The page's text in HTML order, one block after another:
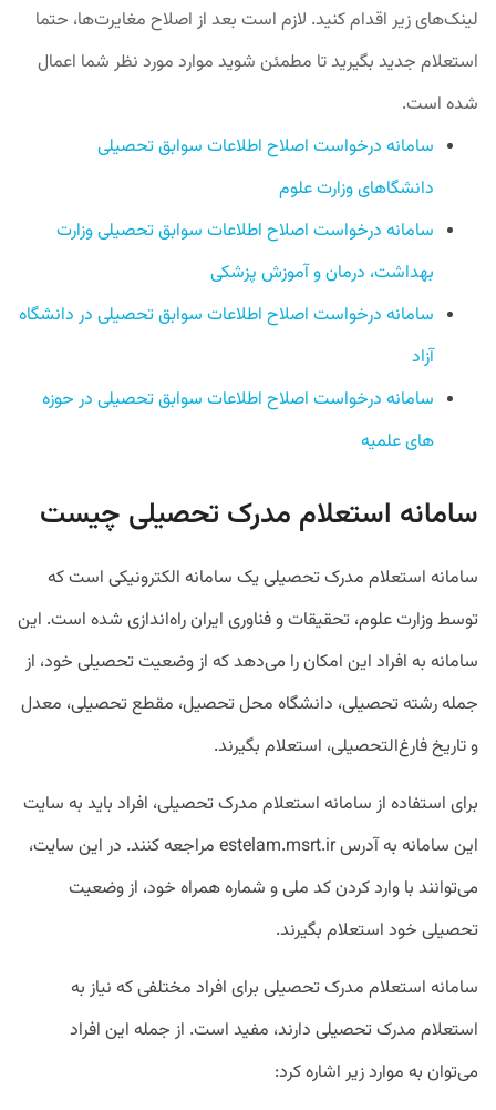
لینک‌های زیر اقدام کنید. لازم است بعد از اصلاح مغایرت‌ها، حتما
استعلام جدید بگیرید تا مطمئن شوید موارد مورد نظر شما اعمال
شده است.
سامانه درخواست اصلاح اطلاعات سوابق تحصیلی
دانشگاهای وزارت علوم
سامانه درخواست اصلاح اطلاعات سوابق تحصیلی وزارت
بهداشت، درمان و آموزش پزشکی
سامانه درخواست اصلاح اطلاعات سوابق تحصیلی در دانشگاه
آزاد
سامانه درخواست اصلاح اطلاعات سوابق تحصیلی در حوزه
های علمیه
سامانه استعلام مدرک تحصیلی چیست
سامانه استعلام مدرک تحصیلی یک سامانه الکترونیکی است که
توسط وزارت علوم، تحقیقات و فناوری ایران راه‌اندازی شده است. این
سامانه به افراد این امکان را می‌دهد که از وضعیت تحصیلی خود، از
جمله رشته تحصیلی، دانشگاه محل تحصیل، مقطع تحصیلی، معدل
و تاریخ فارغ‌التحصیلی، استعلام بگیرند.
برای استفاده از سامانه استعلام مدرک تحصیلی، افراد باید به سایت
این سامانه به آدرس estelam.msrt.ir مراجعه کنند. در این سایت،
می‌توانند با وارد کردن کد ملی و شماره همراه خود، از وضعیت
تحصیلی خود استعلام بگیرند.
سامانه استعلام مدرک تحصیلی برای افراد مختلفی که نیاز به
استعلام مدرک تحصیلی دارند، مفید است. از جمله این افراد
می‌توان به موارد زیر اشاره کرد: